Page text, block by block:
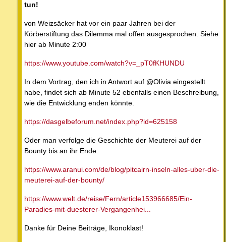
tun!
von Weizsäcker hat vor ein paar Jahren bei der
Körberstiftung das Dilemma mal offen ausgesprochen. Siehe
hier ab Minute 2:00
https://www.youtube.com/watch?v=_pT0fKHUNDU
In dem Vortrag, den ich in Antwort auf @Olivia eingestellt
habe, findet sich ab Minute 52 ebenfalls einen Beschreibung,
wie die Entwicklung enden könnte.
https://dasgelbeforum.net/index.php?id=625158
Oder man verfolge die Geschichte der Meuterei auf der
Bounty bis an ihr Ende:
https://www.aranui.com/de/blog/pitcairn-inseln-alles-uber-die-
meuterei-auf-der-bounty/
https://www.welt.de/reise/Fern/article153966685/Ein-
Paradies-mit-duesterer-Vergangenhei...
Danke für Deine Beiträge, Ikonoklast!